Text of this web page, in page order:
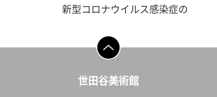
新型コロナウイルス感染症の
開催が中止となりました「驚
異の三人!! 高松次郎・若林
で」展の図録をミュージアム
ページの先頭へ戻
世田谷美術館